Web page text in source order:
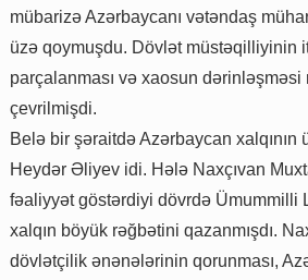
mübarizə Azərbaycanı vətəndaş
üzə qoymuşdu. Dövlət müstəqilliyinin
parçalanması və xaosun
çevrilmişdi.
Belə bir şəraitdə Azərbaycan xalqının
Heydər Əliyev idi. Hələ Naxçıvan
fəaliyyət göstərdiyi dövrdə Ümummilli
xalqın böyük rəğbətini qazanmışdı.
dövlətçilik ənənələrinin qorunması,